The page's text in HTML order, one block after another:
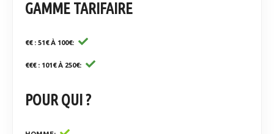
GAMME TARIFAIRE
€€ : 51€ À 100€
€€€ : 101€ À 250€
POUR QUI ?